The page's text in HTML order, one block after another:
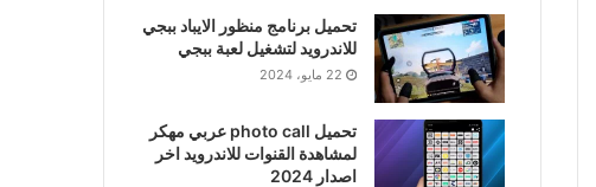
تحميل برنامج منظور الايباد ببجي
للاندرويد لتشغيل لعبة ببجي
22 مايو، 2024
تحميل photo call عربي مهكر
لمشاهدة القنوات للاندرويد اخر
اصدار 2024